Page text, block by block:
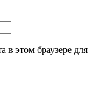
в этом браузере для